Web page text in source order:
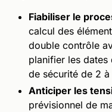
Fiabiliser le
calcul des
double contrôle
planifier les dates
de sécurité de 2
Anticiper les
prévisionnel de